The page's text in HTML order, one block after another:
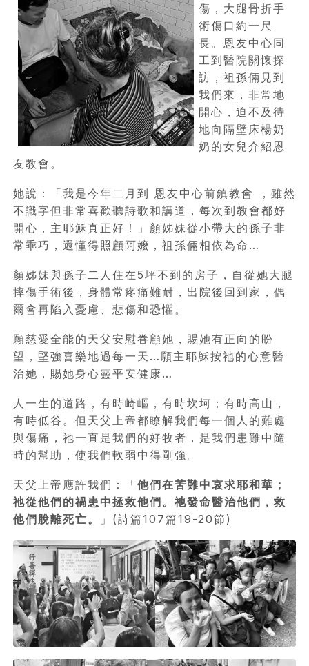
傷，大腿骨折手
術傷口約一尺
長。恩友中心同
工到醫院關懷探
訪，祖孫倆見到
我們來，非常地
開心，迫不及待
地向隔壁床楊奶
奶的女兒介紹恩
友教會。
她說：「我是今年二月到 恩友中心前鎮教會 ，雖然
不識字但非常喜歡聽詩歌和講道，每次到教會都好
開心，主耶穌真正好！」顏姊妹從小帶大的孫子非
常乖巧，還懂得照顧阿嬤，祖孫倆相依為命…
顏姊妹與孫子二人住在5坪不到的房子，自從她大腿
摔傷手術後，身體常疼痛難耐，出院後回到家，偶
爾會再陷入憂慮、悲傷和恐懼。
願慈愛全能的天父安慰眷顧她，賜她有正向的盼
望，堅強喜樂地過每一天…願主耶穌按祂的心意醫
治她，賜她身心靈平安健康…
人一生的道路，有時崎嶇，有時坎坷；有時高山，
有時低谷。但天父上帝都瞭解我們每一個人的難處
與傷痛，祂一直是我們的好牧者，是我們患難中隨
時的幫助，使我們軟弱中得剛強。
天父上帝應許我們：「他們在苦難中哀求耶和華；
祂從他們的禍患中拯救他們。祂發命醫治他們，救
他們脫離死亡。
」(詩篇107篇19-20節)